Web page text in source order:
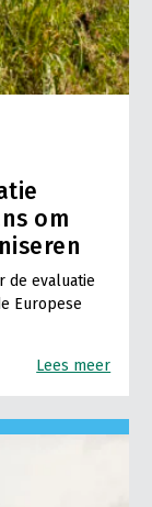
om
de evaluatie
Europese
Lees meer